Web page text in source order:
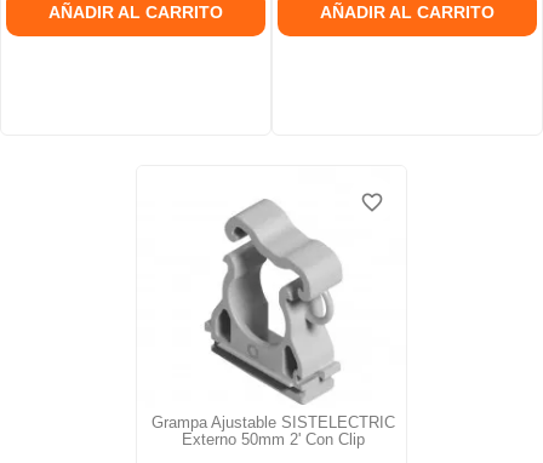
AÑADIR AL CARRITO AÑADIR AL CARRITO
Grampa Ajustable SISTELECTRIC
Externo 50mm 2' Con Clip
favorite_border
favorite_border